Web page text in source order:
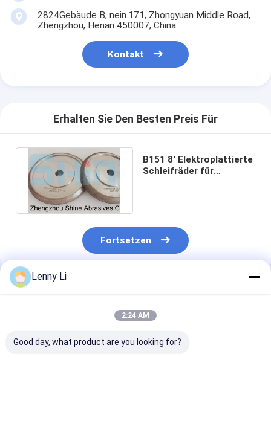
2824Gebäude B, nein.171, Zhongyuan Middle Road,
Zhengzhou, Henan 450007, China.
Kontakt
Erhalten Sie Den Besten Preis Für
B151 8' Elektroplattierte
Schleifräder für
Fortsetzen
Empfohlene Produkte
Lenny Li
2:24 AM
Good day, what product are you looking for?